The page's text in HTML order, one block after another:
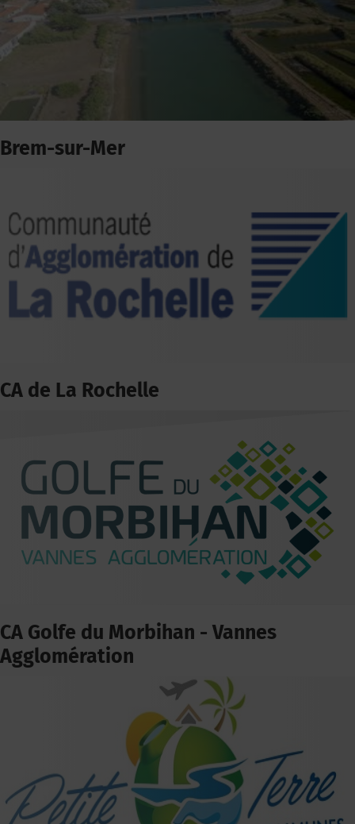
Brem-sur-Mer
CA de La Rochelle
CA Golfe du Morbihan - Vannes
Agglomération